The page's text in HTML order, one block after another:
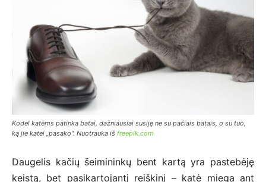
Kodėl katėms patinka batai, dažniausiai susiję ne su pačiais batais, o su tuo,
ką jie katei „pasako". Nuotrauka iš freepik.com
Daugelis kačių šeimininkų bent kartą yra pastebėję
keistą, bet pasikartojantį reiškinį – katė miega ant